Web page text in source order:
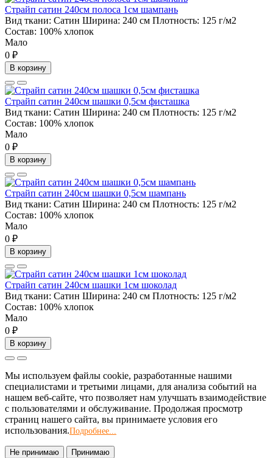
Страйп сатин 240см полоса 1см шампань
Вид ткани: Сатин Ширина: 240 см Плотность: 125 г/м2
Состав: 100% хлопок
Мало
0 ₽
В корзину
Страйп сатин 240см шашки 0,5см фисташка
Вид ткани: Сатин Ширина: 240 см Плотность: 125 г/м2
Состав: 100% хлопок
Мало
0 ₽
В корзину
Страйп сатин 240см шашки 0,5см шампань
Вид ткани: Сатин Ширина: 240 см Плотность: 125 г/м2
Состав: 100% хлопок
Мало
0 ₽
В корзину
Страйп сатин 240см шашки 1см шоколад
Вид ткани: Сатин Ширина: 240 см Плотность: 125 г/м2
Состав: 100% хлопок
Мало
0 ₽
В корзину
Мы используем файлы cookie, разработанные нашими
специалистами и третьими лицами, для анализа событий на
нашем веб-сайте, что позволяет нам улучшать взаимодействие
с пользователями и обслуживание. Продолжая просмотр
страниц нашего сайта, вы принимаете условия его
использования.Подробнее...
Не принимаю Принимаю